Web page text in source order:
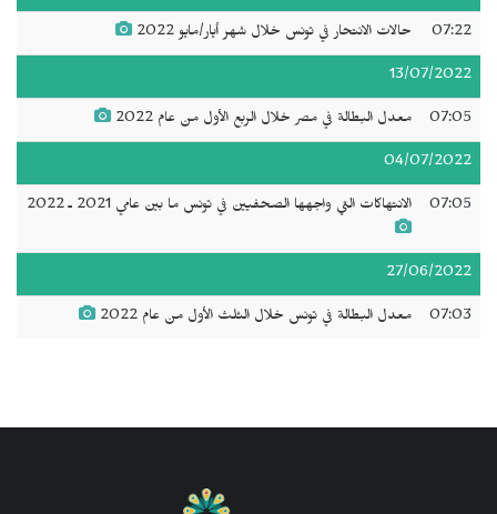
07:22 حالات الانتحار في تونس خلال شهر أيار/مايو 2022
13/07/2022
07:05 معدل البطالة في مصر خلال الربع الأول من عام 2022
04/07/2022
07:05 الانتهاكات التي واجهها الصحفيين في تونس ما بين عامي 2021 ـ 2022
27/06/2022
07:03 معدل البطالة في تونس خلال الثلث الأول من عام 2022